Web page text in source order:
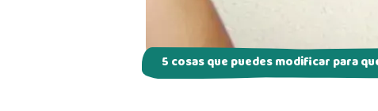
5 cosas que puedes modificar para